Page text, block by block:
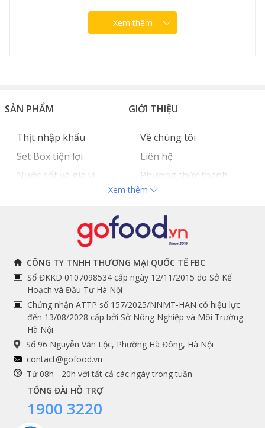
Xem thêm
SẢN PHẨM
Thịt nhập khẩu
Set Box tiện lợi
Nước sốt và gia vị
GIỚI THIỆU
Về chúng tôi
Liên hệ
Phương thức thanh
toán
Tuyển dụng
THÔNG TIN
Chính sách và quy định
chung
Hướng dẫn đặt hàng
Cam kết chất lượng
THEO DÕI NGAY
Facebook
Instagram
Youtube
Tiktok
Shopee
DỊCH VỤ
Xem thêm
CÔNG TY TNHH THƯƠNG MẠI QUỐC TẾ FBC
Số ĐKKD 0107098534 cấp ngày 12/11/2015 do Sở Kế
Hoạch và Đầu Tư Hà Nội
Chứng nhận ATTP số 157/2025/NNMT-HAN có hiệu lực
đến 13/08/2028 cấp bởi Sở Nông Nghiệp và Môi Trường
Hà Nội
Số 96 Nguyễn Văn Lộc, Phường Hà Đông, Hà Nội
contact@gofood.vn
Từ 08h - 20h với tất cả các ngày trong tuần
TỔNG ĐÀI HỖ TRỢ
1900 3220